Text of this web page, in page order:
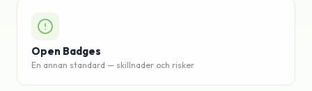
Open Badges
En annan standard — skillnader och risker